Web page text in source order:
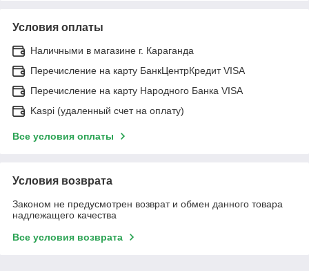
Условия оплаты
Наличными в магазине г. Караганда
Перечисление на карту БанкЦентрКредит VISA
Перечисление на карту Народного Банка VISA
Kaspi (удаленный счет на оплату)
Все условия оплаты
Условия возврата
Законом не предусмотрен возврат и обмен данного товара
надлежащего качества
Все условия возврата